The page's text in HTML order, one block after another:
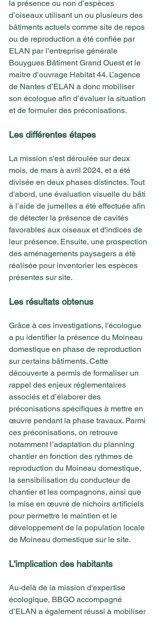
la présence ou non d’espèces
d’oiseaux utilisant un ou plusieurs des
bâtiments actuels comme site de repos
ou de reproduction a été confiée par
ELAN par l’entreprise générale
Bouygues Bâtiment Grand Ouest et le
maitre d’ouvrage Habitat 44. L’agence
de Nantes d’ELAN a donc mobiliser
son écologue afin d’évaluer la situation
et de formuler des préconisations.
Les différentes étapes
La mission s'est déroulée sur deux
mois, de mars à avril 2024, et a été
divisée en deux phases distinctes. Tout
d'abord, une évaluation visuelle du bâti
à l’aide de jumelles a été effectuée afin
de détecter la présence de cavités
favorables aux oiseaux et d'indices de
leur présence. Ensuite, une prospection
des aménagements paysagers a été
réalisée pour inventorier les espèces
présentes sur site.
Les résultats obtenus
Grâce à ces investigations, l'écologue
a pu identifier la présence du Moineau
domestique en phase de reproduction
sur certains bâtiments. Cette
découverte a permis de formaliser un
rappel des enjeux réglementaires
associés et d’élaborer des
préconisations spécifiques à mettre en
œuvre pendant la phase travaux. Parmi
ces préconisations, on retrouve
notamment l’adaptation du planning
chantier en fonction des rythmes de
reproduction du Moineau domestique,
la sensibilisation du conducteur de
chantier et les compagnons, ainsi que
la mise en œuvre de nichoirs artificiels
pour permettre le maintien et le
développement de la population locale
de Moineau domestique sur le site.
L'implication des habitants
Au-delà de la mission d'expertise
écologique, BBGO accompagné
d’ELAN a également réussi à mobiliser